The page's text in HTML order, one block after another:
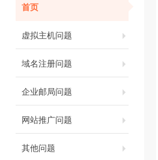
首页
虚拟主机问题
域名注册问题
企业邮局问题
网站推广问题
其他问题